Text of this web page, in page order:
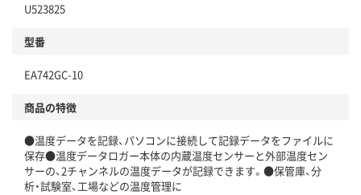
U523825
型番
EA742GC-10
商品の特徴
●温度データを記録、パソコンに接続して記録データをファイルに
保存●温度データロガー本体の内蔵温度センサーと外部温度セン
サーの、2チャンネルの温度データが記録できます。●保管庫、分
析・試験室、工場などの温度管理に